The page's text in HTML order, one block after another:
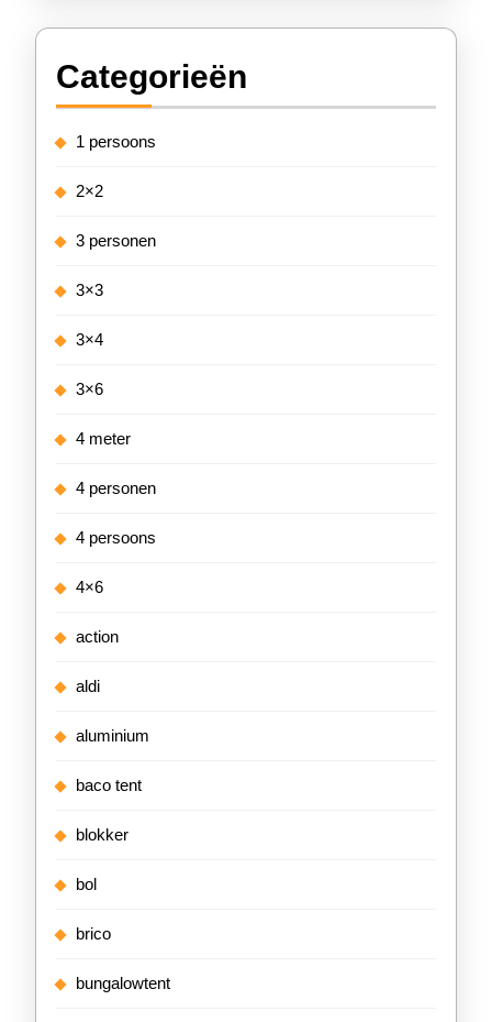
Categorieën
1 persoons
2×2
3 personen
3×3
3×4
3×6
4 meter
4 personen
4 persoons
4×6
action
aldi
aluminium
baco tent
blokker
bol
brico
bungalowtent